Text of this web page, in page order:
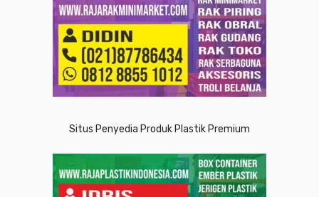
Situs Penyedia Produk Plastik Premium